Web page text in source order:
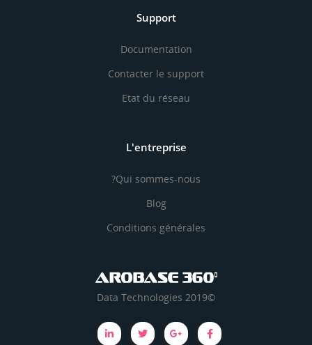
Support
Documentation
Contacter le support
Etat du réseau
L'entreprise
Qui sommes-nous?
Blog
Conditions générales
©2019 Data Technologies